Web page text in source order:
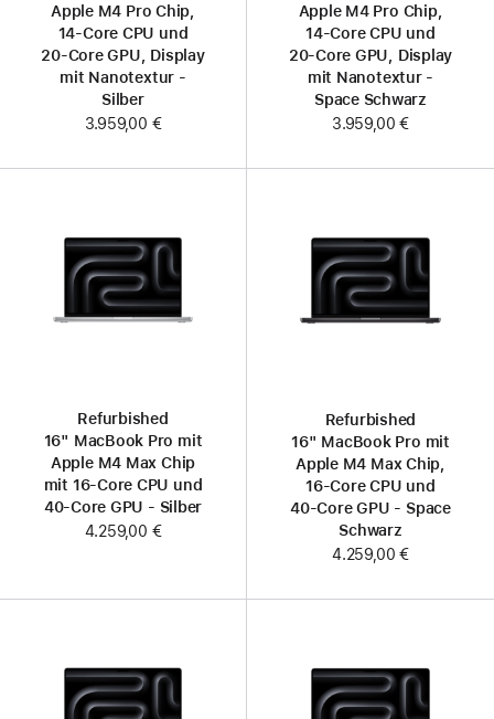
Apple M4 Pro Chip,
14‑Core CPU und
20‑Core GPU, Display
mit Nanotextur -
Silber
3.959,00 €
Apple M4 Pro Chip,
14‑Core CPU und
20‑Core GPU, Display
mit Nanotextur -
Space Schwarz
3.959,00 €
Refurbished
16" MacBook Pro mit
Apple M4 Max Chip
mit 16‑Core CPU und
40‑Core GPU - Silber
4.259,00 €
Refurbished
16" MacBook Pro mit
Apple M4 Max Chip,
16‑Core CPU und
40‑Core GPU - Space
Schwarz
4.259,00 €